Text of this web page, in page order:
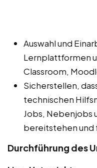
Auswahl und
Lernplattformen
Classroom,
Sicherstellen,
technischen
Jobs, Nebenjobs
bereitstehen und
Durchführung des